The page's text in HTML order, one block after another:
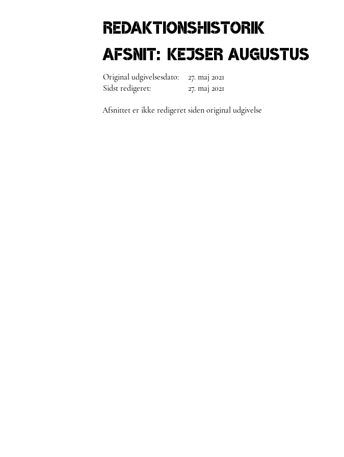
Redaktionshistorik
Kejser Augustus
Afsnit:
Original udgivelsesdato:
27. maj 2021
Sidst redigeret:
27. maj 2021
Afsnittet er ikke redigeret siden original udgivelse